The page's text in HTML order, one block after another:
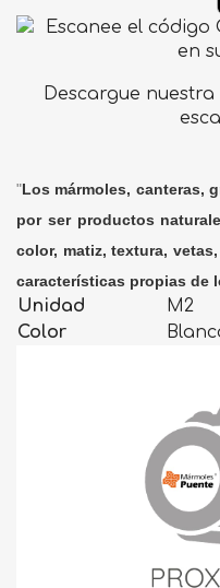
Descargue
"Los mármoles, canteras,
por ser productos
color, matiz, textura,
características propias de
Unidad
M2
Color